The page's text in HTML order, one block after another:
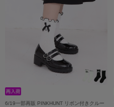
6/19一部再販 PINKHUNT リボン付きクルー